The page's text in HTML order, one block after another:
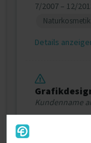
7/2007 – 12/
Naturkosmetik
Details
Kundenname
8/2006 – 7/